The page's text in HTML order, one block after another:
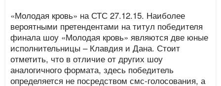
«Молодая кровь» на СТС 27.12.15. Наиболее
вероятными претендентами на титул победителя
финала шоу «Молодая кровь» являются две юные
исполнительницы – Клавдия и Дана. Стоит
отметить, что в отличие от других шоу
аналогичного формата, здесь победитель
определяется не посредством смс-голосования, а